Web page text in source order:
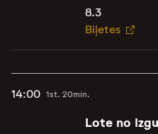
8.3
Biļetes
14:00 1st. 20min.
Lote no